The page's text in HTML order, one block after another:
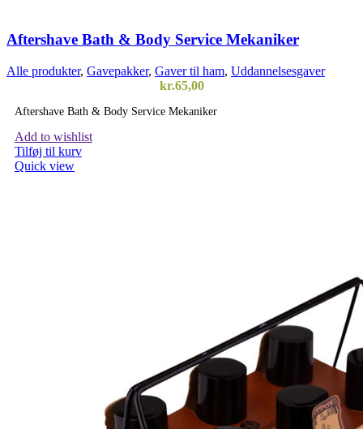
Aftershave Bath & Body Service Mekaniker
Alle produkter, Gavepakker, Gaver til ham, Uddannelsesgaver
kr.65,00
Aftershave Bath & Body Service Mekaniker
Add to wishlist
Tilføj til kurv
Quick view